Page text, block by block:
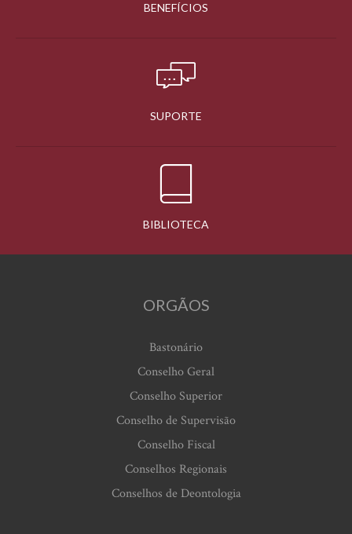
BENEFÍCIOS
SUPORTE
BIBLIOTECA
ORGÃOS
Bastonário
Conselho Geral
Conselho Superior
Conselho de Supervisão
Conselho Fiscal
Conselhos Regionais
Conselhos de Deontologia